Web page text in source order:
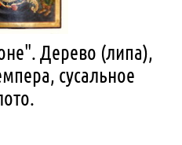
Дерево (липа),
сусальное